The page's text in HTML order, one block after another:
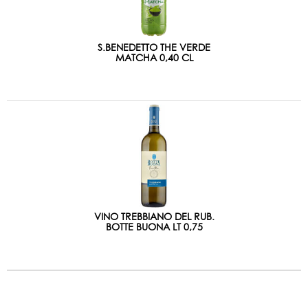
S.BENEDETTO THE VERDE
MATCHA 0,40 CL
VINO TREBBIANO DEL RUB.
BOTTE BUONA LT 0,75